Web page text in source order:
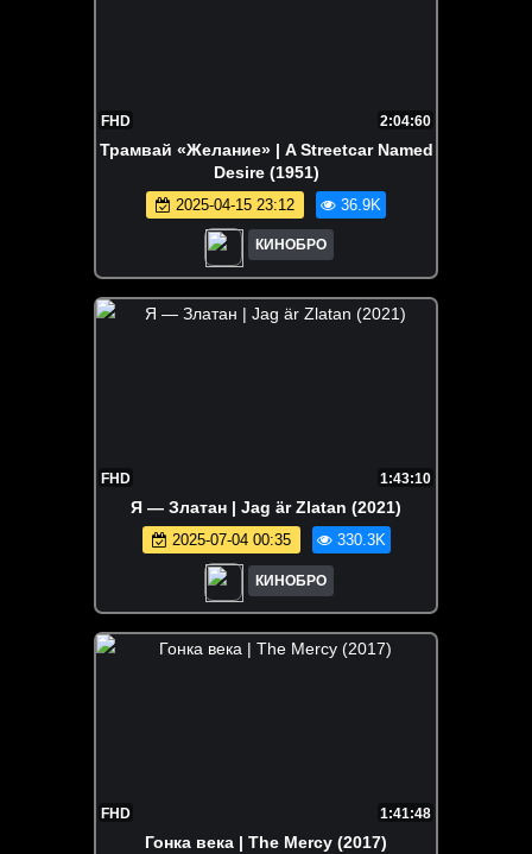
FHD 2:04:60
Трамвай «Желание» | A Streetcar Named
Desire (1951)
2025-04-15 23:12 36.9K
КИНОБРО
FHD 1:43:10
Я — Златан | Jag är Zlatan (2021)
2025-07-04 00:35 330.3K
КИНОБРО
FHD 1:41:48
Гонка века | The Mercy (2017)